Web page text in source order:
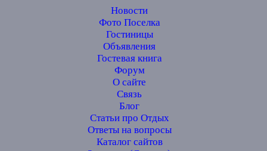
Новости
Фото Поселка
Гостиницы
Объявления
Гостевая книга
Форум
О сайте
Связь
Блог
Статьи про Отдых
Ответы на вопросы
Каталог сайтов